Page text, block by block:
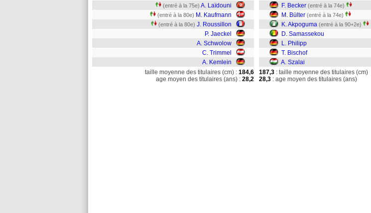
(entré à la 75e) A. Laïdouni
(entré à la 80e) M. Kaufmann
(entré à la 80e) J. Roussillon
P. Jaeckel
A. Schwolow
C. Trimmel
A. Kemlein
F. Becker (entré à la 74e)
M. Bülter (entré à la 74e)
K. Akpoguma (entré à la 90+2e)
D. Samassekou
L. Philipp
T. Bischof
A. Szalai
taille moyenne des titulaires (cm) : 184,6
age moyen des titulaires (ans) : 28,2
187,3 : taille moyenne des titulaires (cm)
28,3 : age moyen des titulaires (ans)